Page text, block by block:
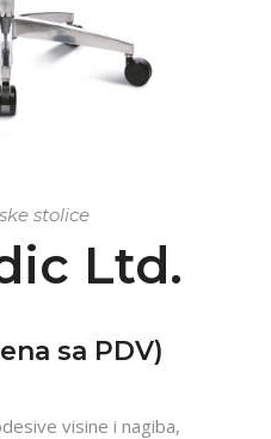
stolice
Ltd.
sa PDV)
visine i nagiba,